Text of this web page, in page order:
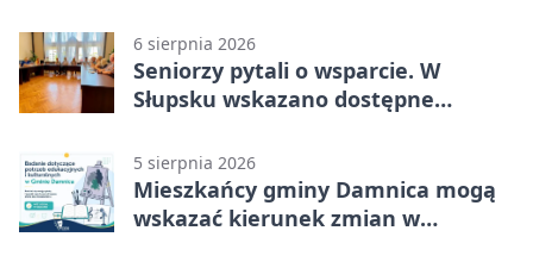
6 sierpnia 2026
Seniorzy pytali o wsparcie. W
Słupsku wskazano dostępne
5 sierpnia 2026
Mieszkańcy gminy Damnica mogą
wskazać kierunek zmian w